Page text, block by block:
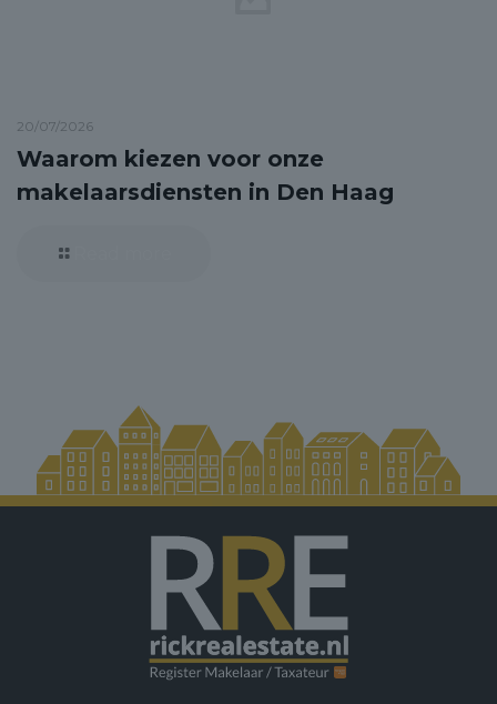
20/07/2026
Waarom kiezen voor onze
makelaarsdiensten in Den Haag